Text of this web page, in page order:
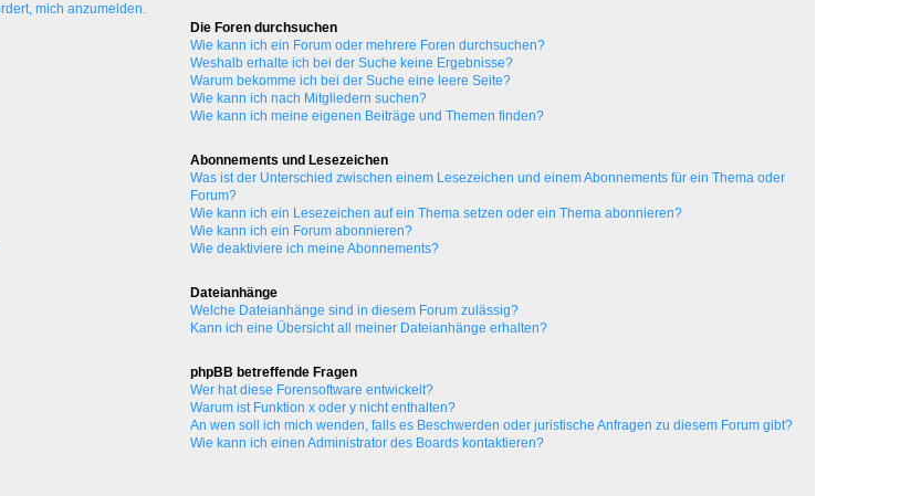
mich anzumelden.
Die Foren durchsuchen
Wie kann ich ein Forum oder mehrere Foren durchsuchen?
Weshalb erhalte ich bei der Suche keine Ergebnisse?
Warum bekomme ich bei der Suche eine leere Seite?
Wie kann ich nach Mitgliedern suchen?
Wie kann ich meine eigenen Beiträge und Themen finden?
Abonnements und Lesezeichen
Was ist der Unterschied zwischen einem Lesezeichen und einem Abonnements für ein Thema oder
Forum?
Wie kann ich ein Lesezeichen auf ein Thema setzen oder ein Thema abonnieren?
Wie kann ich ein Forum abonnieren?
Wie deaktiviere ich meine Abonnements?
Dateianhänge
Welche Dateianhänge sind in diesem Forum zulässig?
Kann ich eine Übersicht all meiner Dateianhänge erhalten?
phpBB betreffende Fragen
Wer hat diese Forensoftware entwickelt?
Warum ist Funktion x oder y nicht enthalten?
An wen soll ich mich wenden, falls es Beschwerden oder juristische Anfragen zu diesem Forum gibt?
Wie kann ich einen Administrator des Boards kontaktieren?